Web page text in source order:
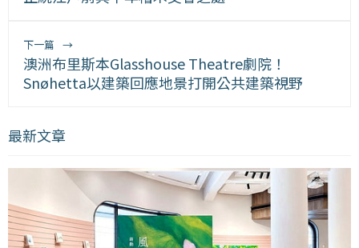
下一篇 →
澳洲布里斯本Glasshouse Theatre劇院！
Snøhetta以建築回應地景打開公共建築視野
最新文章